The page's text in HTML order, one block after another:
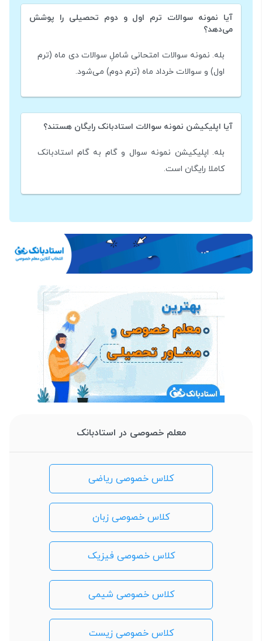
آیا نمونه سوالات ترم اول و دوم تحصیلی را پوشش
می‌دهد؟
بله. نمونه سوالات امتحانی شاملِ سوالات دی ماه (ترم
اول) و سوالات خرداد ماه (ترم دوم) می‌شود.
آیا اپلیکیشن نمونه سوالات استادبانک رایگان هستند؟
بله. اپلیکیشن نمونه سوال و گام به گام استادبانک
کاملا رایگان است.
معلم خصوصی در استادبانک
کلاس خصوصی ریاضی
کلاس خصوصی زبان
کلاس خصوصی فیزیک
کلاس خصوصی شیمی
کلاس خصوصی زیست